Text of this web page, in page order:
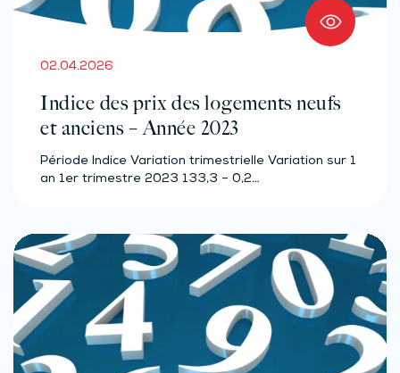
02.04.2026
Indice des prix des logements neufs
et anciens – Année 2023
Période Indice Variation trimestrielle Variation sur 1
an 1er trimestre 2023 133,3 – 0,2…